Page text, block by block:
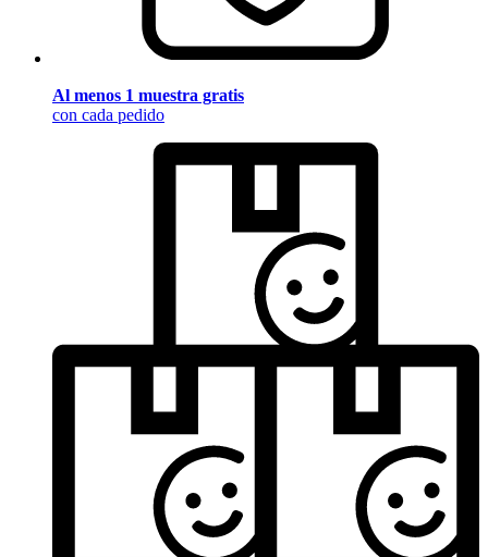
Al menos 1 muestra gratis
con cada pedido